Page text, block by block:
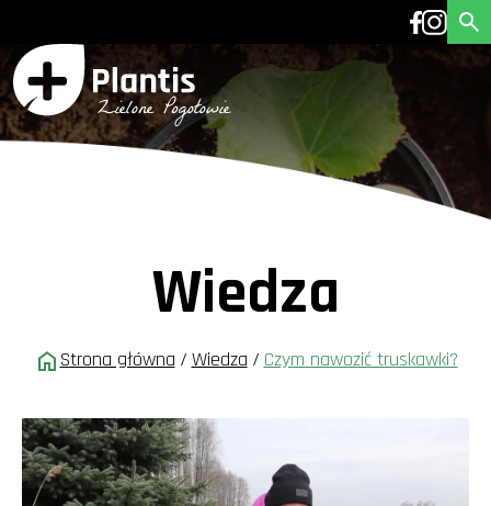
Wiedza
Strona główna / Wiedza / Czym nawozić truskawki?